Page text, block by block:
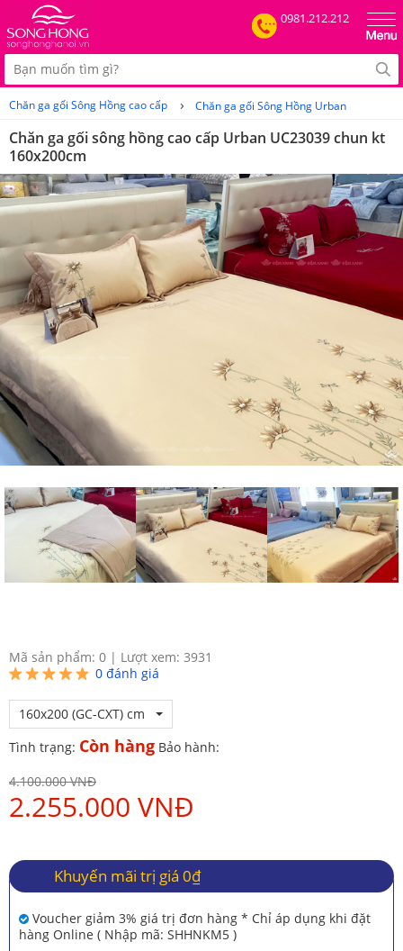
0981.212.212
Chăn ga gối Sông Hồng cao cấp › Chăn ga gối Sông Hồng Urban
Chăn ga gối sông hồng cao cấp Urban UC23039 chun kt
160x200cm
Mã sản phẩm: 0 | Lượt xem: 3931
0 đánh giá
160x200 (GC-CXT) cm
Tình trạng: Còn hàng Bảo hành:
4.100.000 VNĐ
2.255.000 VNĐ
Khuyến mãi trị giá 0₫
Voucher giảm 3% giá trị đơn hàng * Chỉ áp dụng khi đặt
hàng Online ( Nhập mã: SHHNKM5 )